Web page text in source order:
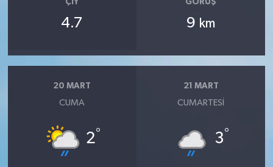
ÇIY
4.7
GÖRÜŞ
9 km
20 MART
CUMA
2°
21 MART
CUMARTESI
3°